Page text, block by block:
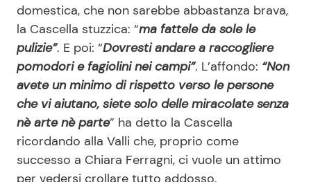
domestica, che non sarebbe abbastanza brava,
la Cascella stuzzica: “ma fattele da sole le
pulizie”. E poi: “Dovresti andare a raccogliere
pomodori e fagiolini nei campi”. L’affondo: “Non
avete un minimo di rispetto verso le persone
che vi aiutano, siete solo delle miracolate senza
nè arte nè parte” ha detto la Cascella
ricordando alla Valli che, proprio come
successo a Chiara Ferragni, ci vuole un attimo
per vedersi crollare tutto addosso.